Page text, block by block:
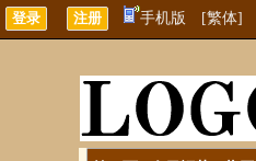
手机版 [繁体]